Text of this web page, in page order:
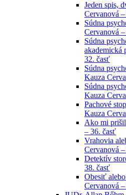
Jeden spis,
Cervanová
Súdna
Cervanová
Súdna
akademická
32. časť
Súdna
Kauza
Súdna
Kauza
Pachové
Kauza
Ako mi
– 36. časť
Vrahovia
Cervanová
Detektív
38. časť
Obesiť
Cervanová